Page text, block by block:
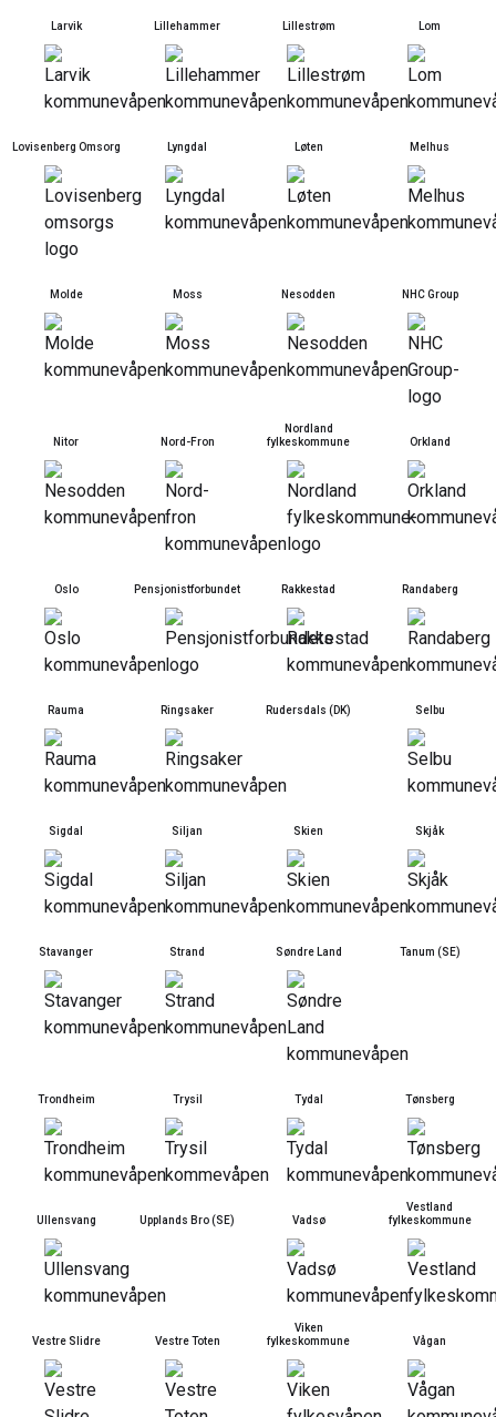
Larvik Lillehammer Lillestrøm Lom
Lovisenberg Omsorg Lyngdal Løten Melhus
Molde Moss Nesodden NHC Group
Nitor Nord-Fron
Nordland
fylkeskommune
Orkland
Oslo Pensjonistforbundet Rakkestad Randaberg
Rauma Ringsaker Rudersdals (DK) Selbu
Sigdal Siljan Skien Skjåk
Stavanger Strand Søndre Land Tanum (SE)
Trondheim Trysil Tydal Tønsberg
Ullensvang Upplands Bro (SE) Vadsø
Vestland
fylkeskommune
Vestre Slidre Vestre Toten
Viken
fylkeskommune
Vågan